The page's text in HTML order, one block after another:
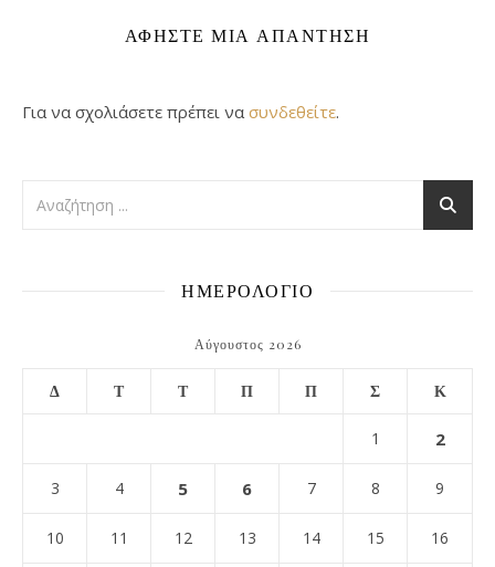
ΑΦΉΣΤΕ ΜΙΑ ΑΠΆΝΤΗΣΗ
Για να σχολιάσετε πρέπει να συνδεθείτε.
ΗΜΕΡΟΛΟΓΙΟ
Αύγουστος 2026
Δ Τ Τ Π Π Σ Κ
1 2
3 4 5 6 7 8 9
10 11 12 13 14 15 16